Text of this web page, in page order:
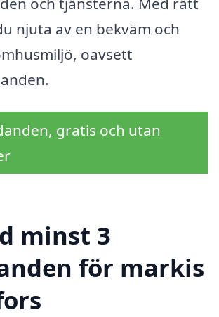
njuta av en bekväm och
oavsett
gratis och utan
minst 3
för markis